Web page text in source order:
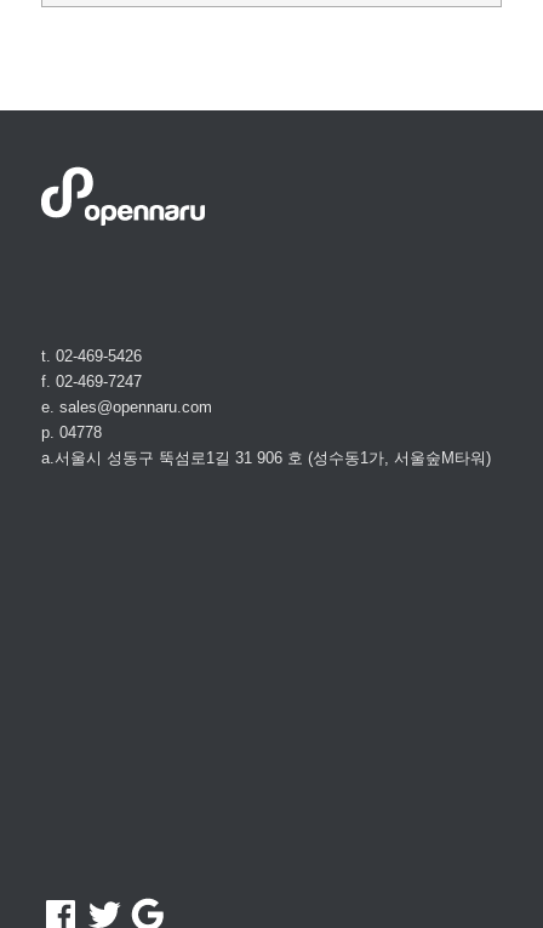
t. 02-469-5426
f. 02-469-7247
e. sales@opennaru.com
p. 04778
a.서울시 성동구 뚝섬로1길 31 906 호 (성수동1가, 서울숲M타워)
Facebook
TwitterGoogle